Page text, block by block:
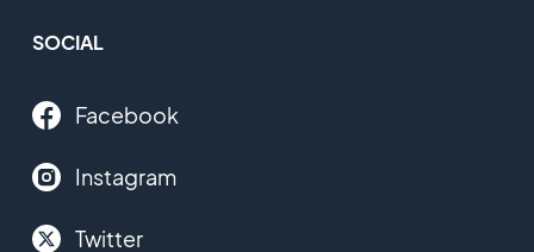
SOCIAL
Facebook
Instagram
Twitter